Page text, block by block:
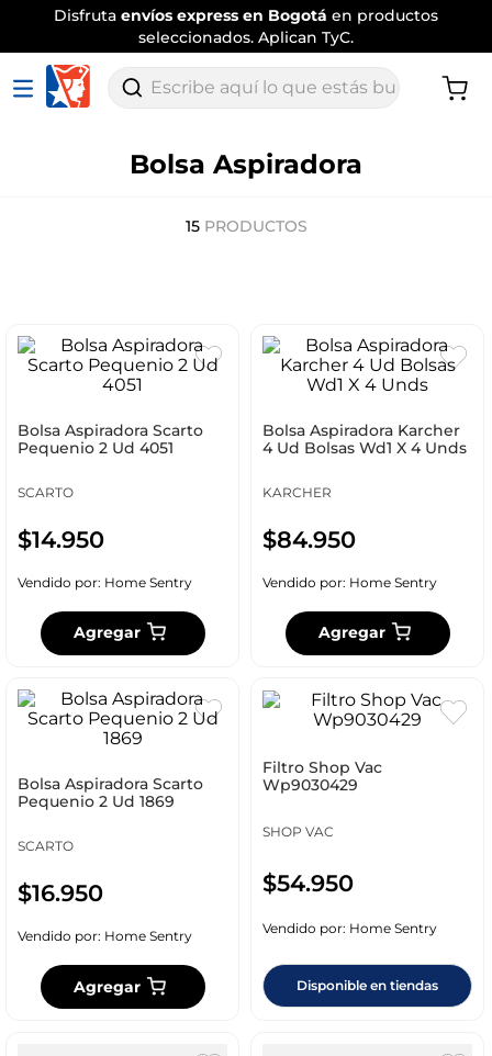
Disfruta envíos express en Bogotá en productos
seleccionados. Aplican TyC.
Escribe aquí lo que estás buscando
Bolsa Aspiradora
15 PRODUCTOS
Bolsa Aspiradora Scarto
Pequenio 2 Ud 4051
SCARTO
$14.950
Vendido por: Home Sentry
Agregar
Bolsa Aspiradora Karcher
4 Ud Bolsas Wd1 X 4 Unds
KARCHER
$84.950
Vendido por: Home Sentry
Agregar
Bolsa Aspiradora Scarto
Pequenio 2 Ud 1869
SCARTO
$16.950
Vendido por: Home Sentry
Agregar
Filtro Shop Vac
Wp9030429
SHOP VAC
$54.950
Vendido por: Home Sentry
Disponible en tiendas